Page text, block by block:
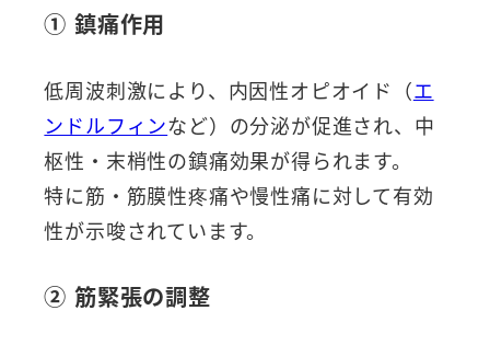
① 鎮痛作用
低周波刺激により、内因性オピオイド（エ
ンドルフィンなど）の分泌が促進され、中
枢性・末梢性の鎮痛効果が得られます。
特に筋・筋膜性疼痛や慢性痛に対して有効
性が示唆されています。
② 筋緊張の調整